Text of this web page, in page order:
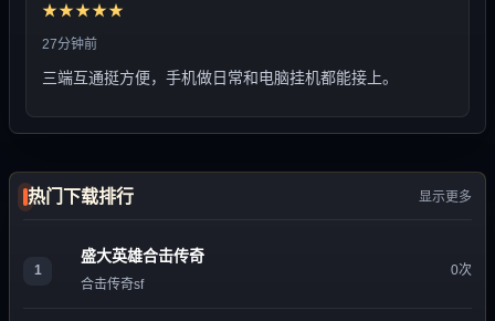
★★★★★
27分钟前
三端互通挺方便，手机做日常和电脑挂机都能接上。
热门下载排行 显示更多
1
盛大英雄合击传奇
合击传奇sf
0次